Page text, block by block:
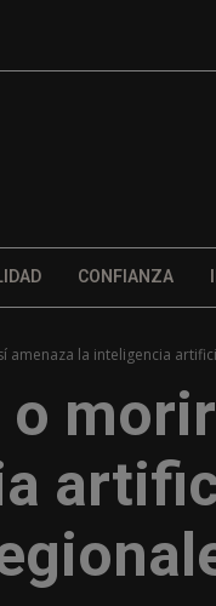
CONFIANZA
amenaza la inteligencia